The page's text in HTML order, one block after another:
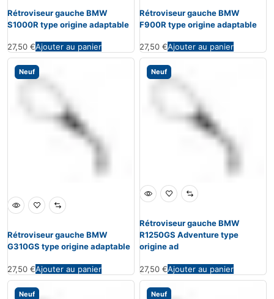
Rétroviseur gauche BMW
S1000R type origine adaptable
27,50 €Ajouter au panier
Rétroviseur gauche BMW
F900R type origine adaptable
27,50 €Ajouter au panier
Neuf
Rétroviseur gauche BMW
G310GS type origine adaptable
27,50 €Ajouter au panier
Neuf
Rétroviseur gauche BMW
R1250GS Adventure type
origine ad
27,50 €Ajouter au panier
Neuf Neuf